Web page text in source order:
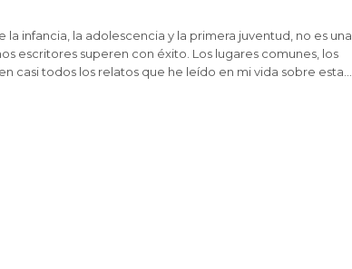
la infancia, la adolescencia y la primera juventud, no es una
escritores superen con éxito. Los lugares comunes, los
casi todos los relatos que he leído en mi vida sobre esta…